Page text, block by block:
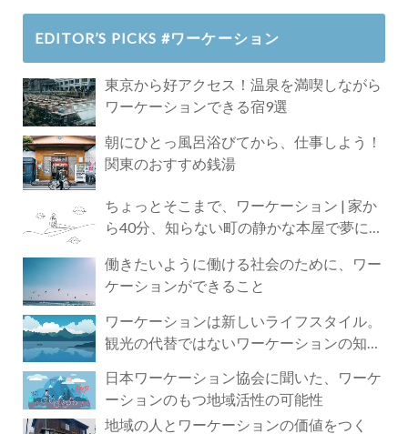
EDITOR’S PICKS #ワーケーション
東京から好アクセス！温泉を満喫しながら
ワーケーションできる宿9選
朝にひとっ風呂浴びてから、仕事しよう！
関東のおすすめ銭湯
ちょっとそこまで、ワーケーション | 家か
ら40分、知らない町の静かな本屋で夢に近
働きたいように働ける社会のために、ワー
ケーションができること
ワーケーションは新しいライフスタイル。
観光の代替ではないワーケーションの知ら
日本ワーケーション協会に聞いた、ワーケ
ーションのもつ地域活性の可能性
地域の人とワーケーションの価値をつく